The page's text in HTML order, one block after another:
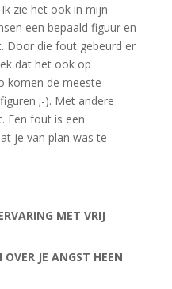
zie het ook in mijn
een bepaald figuur en
Door die fout gebeurd er
dat het ook op
komen de meeste
;-). Met andere
Een fout is een
je van plan was te
MET VRIJ
JE ANGST HEEN